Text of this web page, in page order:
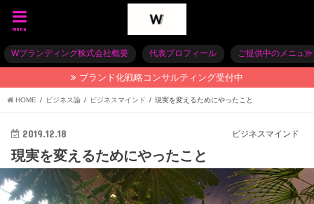
menu
Wブランディング株式会社概要 代表プロフィール ご提供中のメニュー
ブランド化戦略コンサルティング受付中
HOME ビジネス論 ビジネスマインド 現実を変えるためにやったこと
ビジネスマインド
2019.12.18
現実を変えるためにやったこと